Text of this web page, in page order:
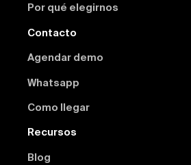
Por qué elegirnos
Contacto
Agendar demo
Whatsapp
Como llegar
Recursos
Blog